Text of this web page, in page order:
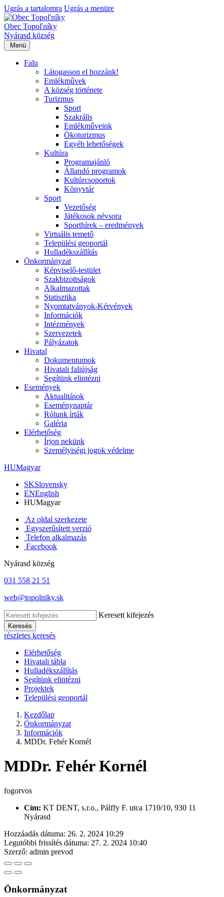
Ugrás a tartalomra Ugrás a menüre
Obec Topoľníky
Nyárasd község
Menü
Falu
Látogasson el hozzánk!
Emlékművek
A község története
Turizmus
Sport
Szakrális
Emlékműveink
Ökoturizmus
Egyéb lehetőségek
Kultúra
Programajánló
Állandó programok
Kultúrcsoportok
Könyvtár
Sport
Vezetőség
Játékosok névsora
Sporthírek – eredmények
Virtuális temető
Települési geoportál
Hulladékszállítás
Önkormányzat
Képviselő-testület
Szakbizottságok
Alkalmazottak
Statisztika
Nyomtatványok-Kérvények
Információk
Intézmények
Szervezetek
Pályázatok
Hivatal
Dokumentumok
Hivatali faliújság
Segítünk elintézni
Események
Aktualitások
Eseménynaptár
Rólunk írták
Galéria
Elérhetőség
Írjon nekünk
Személyiségi jogok védelme
HUMagyar
SKSlovensky
ENEnglish
HUMagyar
Az oldal szerkezete
Egyszerűsített verzió
Telefon alkalmazás
Facebook
Nyárasd község
031 558 21 51
web@topolniky.sk
Keresett kifejezés
Keresés
részletes keresés
Elérhetőség
Hivatali tábla
Hulladékszállítás
Segítünk elintézni
Projektek
Települési geoportál
Kezdőlap
Önkormányzat
Információk
MDDr. Fehér Kornél
MDDr. Fehér Kornél
fogorvos
Cím: KT DENT, s.r.o., Pálffy F. utca 1710/10, 930 11
Nyárasd
Hozzáadás dátuma: 26. 2. 2024 10:29
Legutóbbi frissítés dátuma: 27. 2. 2024 10:40
Szerző: admin prevod
Önkormányzat